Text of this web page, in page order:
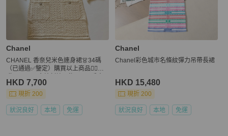
Chanel
CHANEL 香奈兒米色連身裙👗34碼
（已通過✅鑒定）購買以上商品👆🏻送
型襟章🎁
HKD 7,700
現折 200
狀況良好 本地 免運
Chanel
Chanel彩色城市名條紋彈力吊帶長裙
HKD 15,480
現折 200
狀況良好 本地 免運